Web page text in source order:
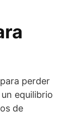
perder
equilibrio
de